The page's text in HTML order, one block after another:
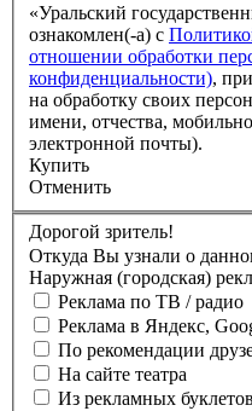
«Уральский
ознакомлен(-а) с
отношении обработки
конфиденциальности), принимаю её, и даю своё согласие
на обработку своих
имени, отчества,
электронной почты).
Купить
Отменить
Дорогой зритель!
Откуда Вы узнали о
Наружная (городская)
Реклама по ТВ / радио
Реклама в Яндекс,
По рекомендации
На сайте театра
Из рекламных